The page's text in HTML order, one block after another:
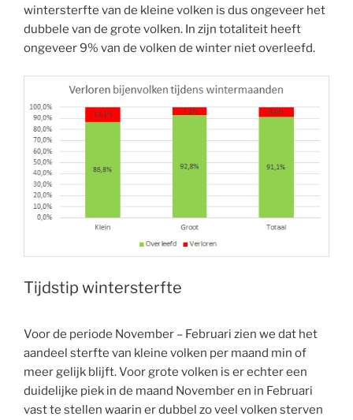
wintersterfte van de kleine volken is dus ongeveer het
dubbele van de grote volken. In zijn totaliteit heeft
ongeveer 9% van de volken de winter niet overleefd.
Tijdstip wintersterfte
Voor de periode November – Februari zien we dat het
aandeel sterfte van kleine volken per maand min of
meer gelijk blijft. Voor grote volken is er echter een
duidelijke piek in de maand November en in Februari
vast te stellen waarin er dubbel zo veel volken sterven